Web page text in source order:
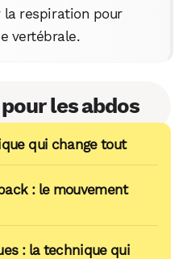
la respiration pour
vertébrale.
les abdos
qui change tout
: le mouvement
: la technique qui